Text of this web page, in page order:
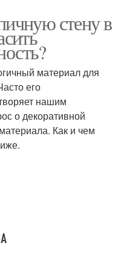
стену в
материал для
его
нашим
о декоративной
Как и чем